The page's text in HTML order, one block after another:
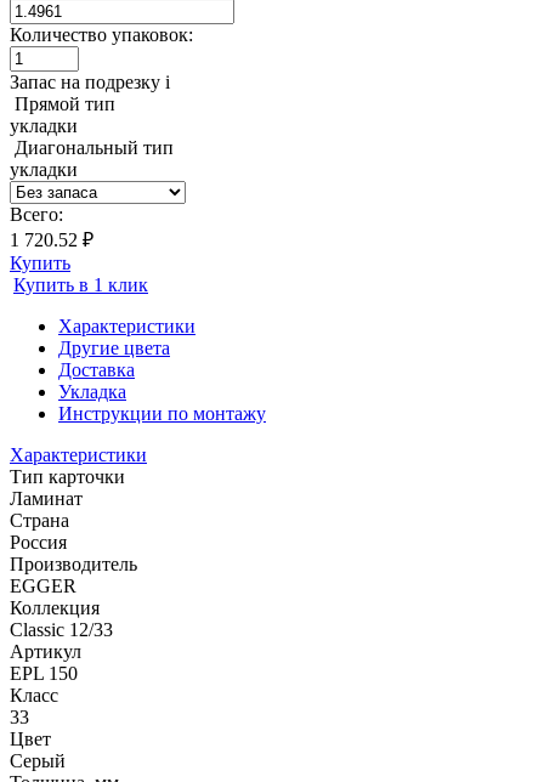
Количество упаковок:
Запас на подрезку i
Прямой тип
укладки
Диагональный тип
укладки
Всего:
1 720.52 ₽
Купить
Купить в 1 клик
Характеристики
Другие цвета
Доставка
Укладка
Инструкции по монтажу
Характеристики
Тип карточки
Ламинат
Страна
Россия
Производитель
EGGER
Коллекция
Classic 12/33
Артикул
EPL 150
Класс
33
Цвет
Серый